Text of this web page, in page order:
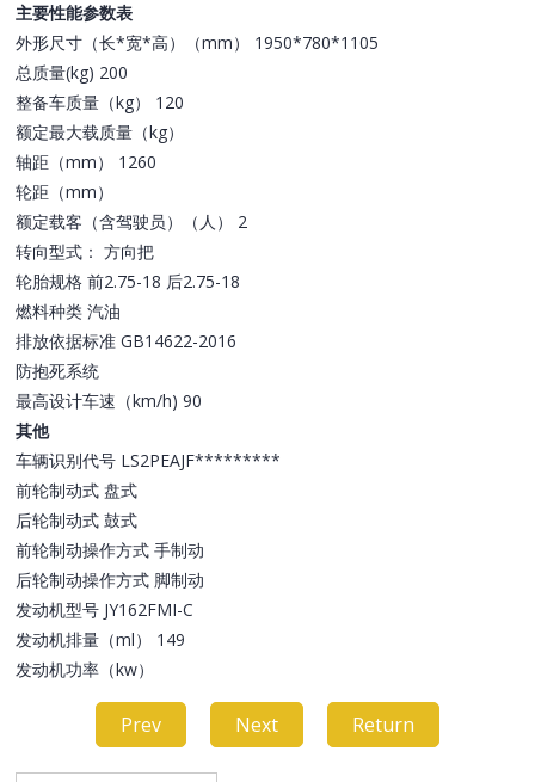
主要性能参数表
外形尺寸（长*宽*高）（mm） 1950*780*1105
总质量(kg) 200
整备车质量（kg） 120
额定最大载质量（kg）
轴距（mm） 1260
轮距（mm）
额定载客（含驾驶员）（人） 2
转向型式： 方向把
轮胎规格 前2.75-18 后2.75-18
燃料种类 汽油
排放依据标准 GB14622-2016
防抱死系统
最高设计车速（km/h) 90
其他
车辆识别代号 LS2PEAJF*********
前轮制动式 盘式
后轮制动式 鼓式
前轮制动操作方式 手制动
后轮制动操作方式 脚制动
发动机型号 JY162FMI-C
发动机排量（ml） 149
发动机功率（kw）
Prev Next Return